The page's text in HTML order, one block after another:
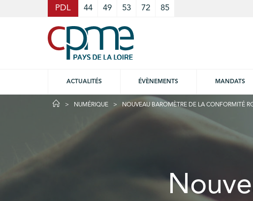
PDL 44 49 53 72 85
ACTUALITÉS ÉVÈNEMENTS MANDATS
NUMÉRIQUE NOUVEAU BAROMÈTRE DE LA CONFORMITÉ
Cookies management panel